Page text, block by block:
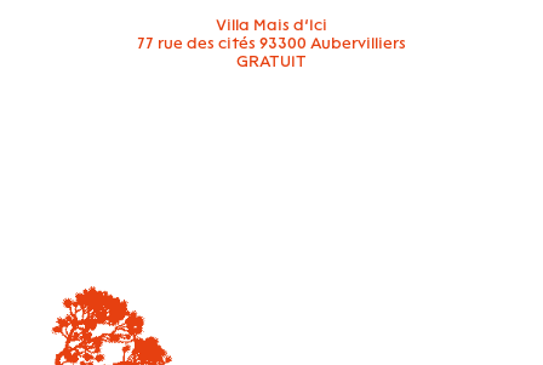
Villa Mais d’Ici
77 rue des cités 93300 Aubervilliers
GRATUIT